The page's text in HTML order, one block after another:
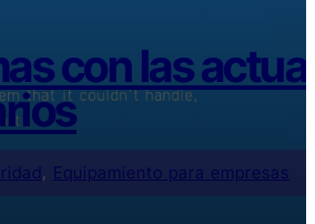
con las
, Equipamiento para empresas